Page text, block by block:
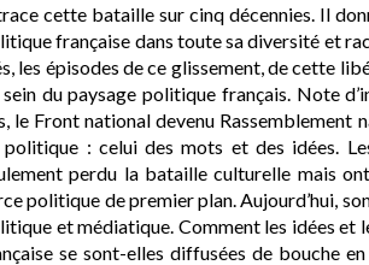
cette bataille sur cinq décennies. Il
française dans toute sa diversité et
les épisodes de ce glissement, de cette
sein du paysage politique français. Note
le Front national devenu Rassemblement
politique : celui des mots et des idées.
perdu la bataille culturelle mais
politique de premier plan. Aujourd’hui,
et médiatique. Comment les idées et
se sont-elles diffusées de bouche